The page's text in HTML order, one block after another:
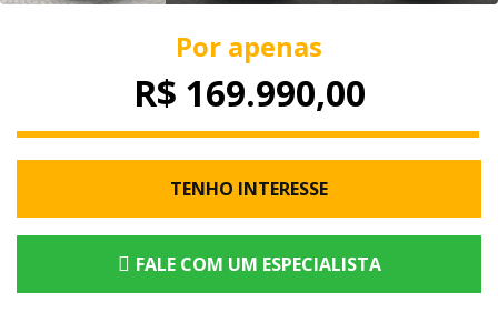
Por apenas
R$ 169.990,00
TENHO INTERESSE
FALE COM UM ESPECIALISTA